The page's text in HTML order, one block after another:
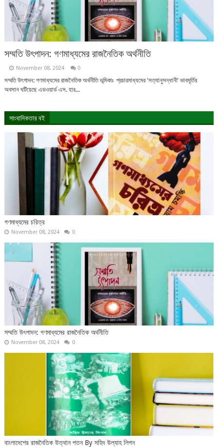
সম্মতি উৎপাদন: গণমাধ্যমের রাজনৈতিক অর্থনীতি
November 08, 2024 0
সম্মতি উৎপাদন: গণমাধ্যমের রাজনৈতিক অর্থনীতি ভূমিকাঃ প্রচারমাধ্যমের 'সত্যানুসন্ধানী' ভাবমূর্তির
অবসান ঘটিয়েছে এডওয়ার্ড এস. হার...
সাংবাদিকতার বই
গণমাধ্যমের চরিত্র
November 08, 2024 0
সম্মতি উৎপাদন: গণমাধ্যমের রাজনৈতিক অর্থনীতি
November 08, 2024 0
বাংলাদেশের রাজনৈতিক উত্থান পতন By সহিদ উল্যাহ লিপন